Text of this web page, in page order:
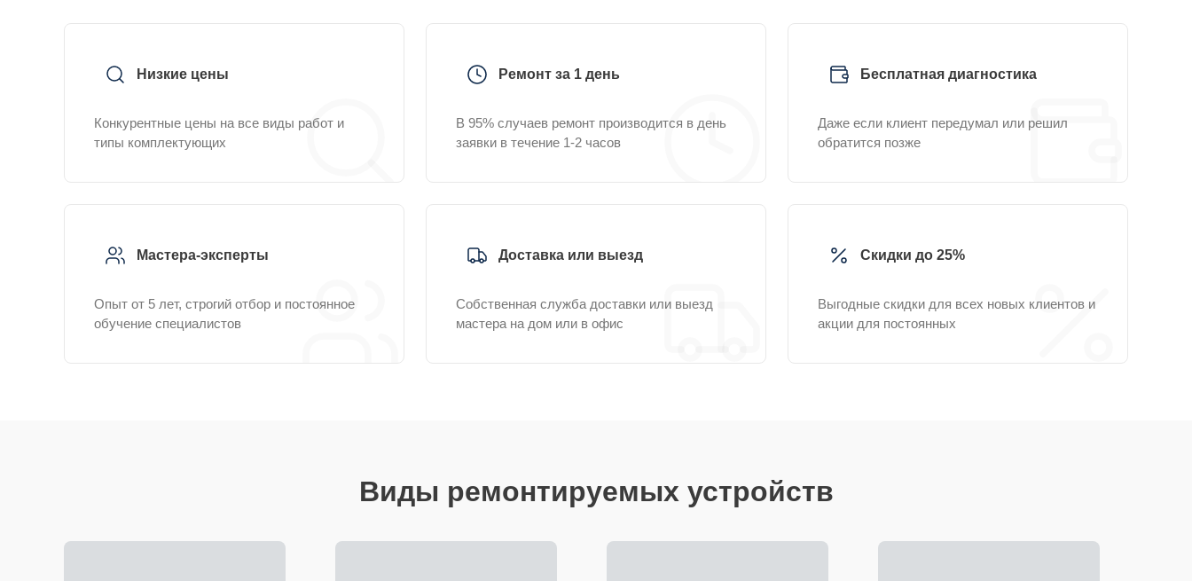
Низкие цены
Конкурентные цены на все виды работ и
типы комплектующих
Ремонт за 1 день
В 95% случаев ремонт производится в день
заявки в течение 1-2 часов
Бесплатная диагностика
Даже если клиент передумал или решил
обратится позже
Мастера-эксперты
Опыт от 5 лет, строгий отбор и постоянное
обучение специалистов
Доставка или выезд
Собственная служба доставки или выезд
мастера на дом или в офис
Скидки до 25%
Выгодные скидки для всех новых клиентов и
акции для постоянных
Виды ремонтируемых устройств